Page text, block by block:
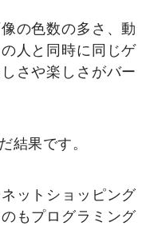
の色数の多さ、動
人と同時に同じゲ
さや楽しさがバー
結果です。
ットショッピング
もプログラミング